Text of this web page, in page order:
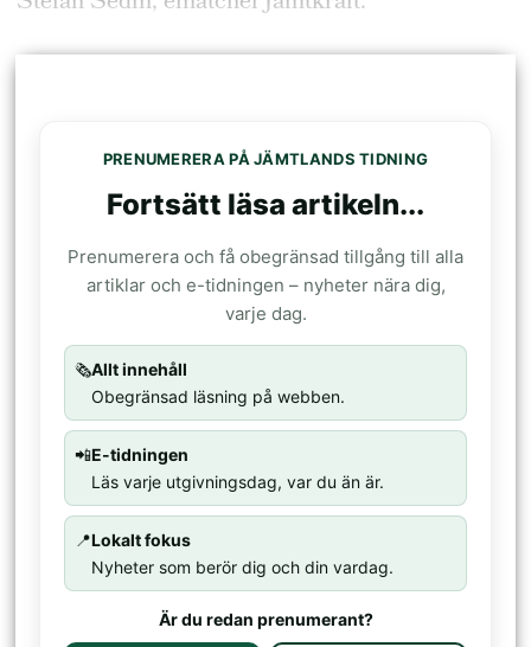
PRENUMERERA PÅ JÄMTLANDS TIDNING
Fortsätt läsa artikeln...
Prenumerera och få obegränsad tillgång till alla
artiklar och e-tidningen – nyheter nära dig,
varje dag.
🗞️Allt innehåll
Obegränsad läsning på webben.
📲E-tidningen
Läs varje utgivningsdag, var du än är.
📍Lokalt fokus
Nyheter som berör dig och din vardag.
Är du redan prenumerant?